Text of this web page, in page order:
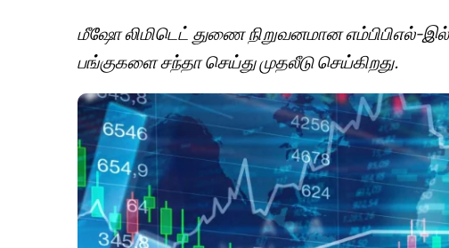
மீஷோ லிமிடெட் துணை நிறுவனமான எம்பிபிஎல்-இல்
பங்குகளை சந்தா செய்து முதலீடு செய்கிறது.